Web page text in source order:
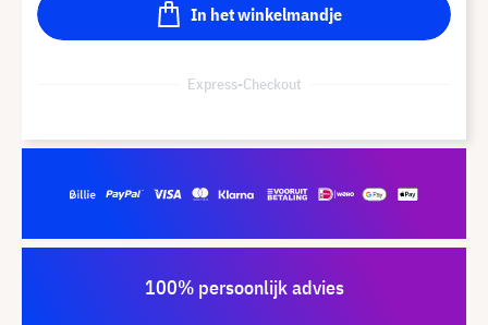
In het winkelmandje
Express-Checkout
100% persoonlijk advies